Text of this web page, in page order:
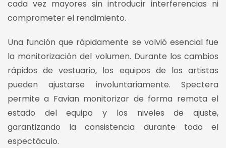
cada vez mayores sin introducir interferencias ni
comprometer el rendimiento.
Una función que rápidamente se volvió esencial fue
la monitorización del volumen. Durante los cambios
rápidos de vestuario, los equipos de los artistas
pueden ajustarse involuntariamente. Spectera
permite a Favian monitorizar de forma remota el
estado del equipo y los niveles de ajuste,
garantizando la consistencia durante todo el
espectáculo.